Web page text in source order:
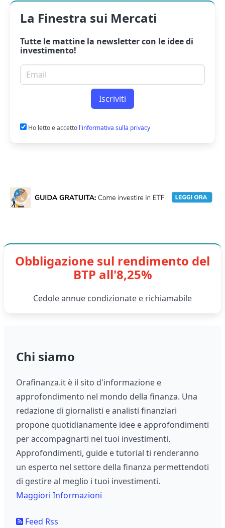
La Finestra sui Mercati
Tutte le mattine la newslettercon le idee di
investimento!
Email per newsletter
Iscriviti
Ho letto e accetto l'informativa sulla privacy
Obbligazione sul rendimento del
BTP all'8,25%
Cedole annue condizionate e richiamabile
Chi siamo
Orafinanza.it è il sito d'informazione e
approfondimento nel mondo della finanza. Una
redazione di giornalisti e analisti finanziari
propone quotidianamente idee e approfondimenti
per accompagnarti nei tuoi investimenti.
Approfondimenti, guide e tutorial ti renderanno
un esperto nel settore della finanza permettendoti
di gestire al meglio i tuoi investimenti.
Maggiori Informazioni
Feed Rss